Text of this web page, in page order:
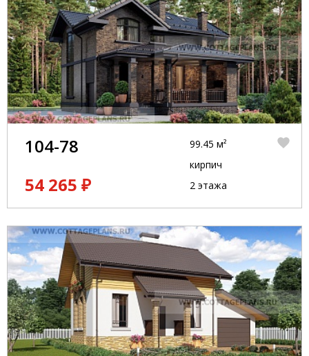
104-78
54 265 ₽
99.45 м²
кирпич
2 этажа